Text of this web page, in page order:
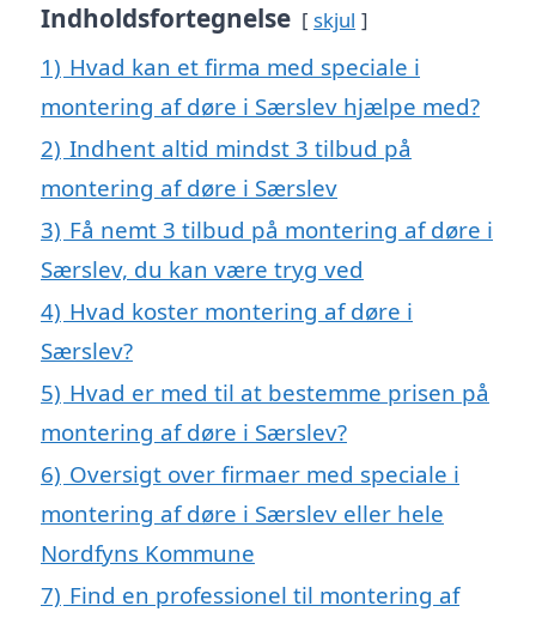
Indholdsfortegnelse skjul
1) Hvad kan et firma med speciale i
montering af døre i Særslev hjælpe med?
2) Indhent altid mindst 3 tilbud på
montering af døre i Særslev
3) Få nemt 3 tilbud på montering af døre i
Særslev, du kan være tryg ved
4) Hvad koster montering af døre i
Særslev?
5) Hvad er med til at bestemme prisen på
montering af døre i Særslev?
6) Oversigt over firmaer med speciale i
montering af døre i Særslev eller hele
Nordfyns Kommune
7) Find en professionel til montering af